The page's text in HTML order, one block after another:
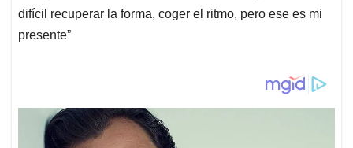
difícil recuperar la forma, coger el ritmo, pero ese es mi
presente”